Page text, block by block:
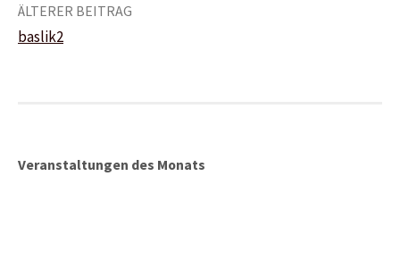
Beitrags-
ÄLTERER BEITRAG
baslik2
Veranstaltungen des Monats